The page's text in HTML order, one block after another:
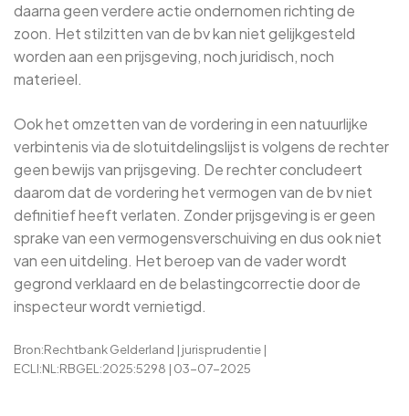
daarna geen verdere actie ondernomen richting de
zoon. Het stilzitten van de bv kan niet gelijkgesteld
worden aan een prijsgeving, noch juridisch, noch
materieel.
Ook het omzetten van de vordering in een natuurlijke
verbintenis via de slotuitdelingslijst is volgens de rechter
geen bewijs van prijsgeving. De rechter concludeert
daarom dat de vordering het vermogen van de bv niet
definitief heeft verlaten. Zonder prijsgeving is er geen
sprake van een vermogensverschuiving en dus ook niet
van een uitdeling. Het beroep van de vader wordt
gegrond verklaard en de belastingcorrectie door de
inspecteur wordt vernietigd.
Bron:Rechtbank Gelderland | jurisprudentie |
ECLI:NL:RBGEL:2025:5298 | 03-07-2025